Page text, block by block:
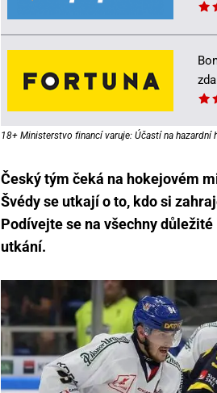
18+ Ministerstvo financí varuje: Účastí na hazardní
Český tým čeká na hokejovém
Švédy se utkají o to, kdo si
Podívejte se na všechny
utkání.